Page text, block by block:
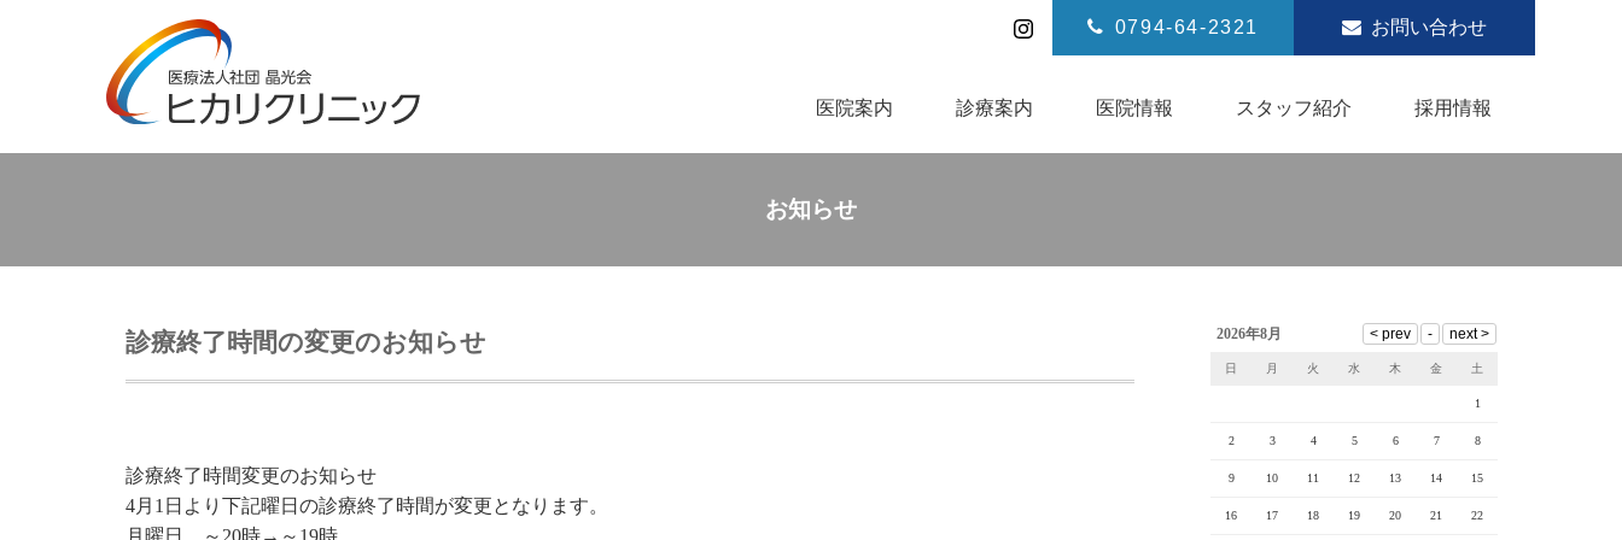
0794-64-2321 お問い合わせ
医院案内 診療案内 医院情報 スタッフ紹介 採用情報
お知らせ
診療終了時間の変更のお知らせ
診療終了時間変更のお知らせ
4月1日より下記曜日の診療終了時間が変更となります。
月曜日 ～20時→～19時
2026年8月
日 月 火 水 木 金 土
1
2 3 4 5 6 7 8
9 10 11 12 13 14 15
16 17 18 19 20 21 22